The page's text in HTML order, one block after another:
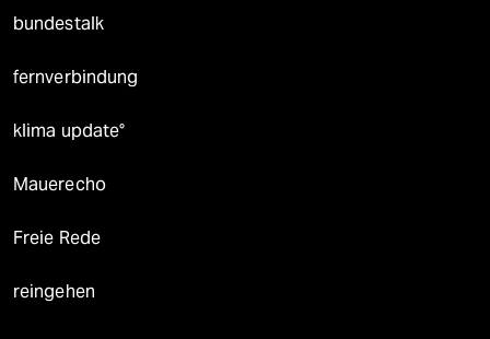
bundestalk
fernverbindung
klima update°
Mauerecho
Freie Rede
reingehen